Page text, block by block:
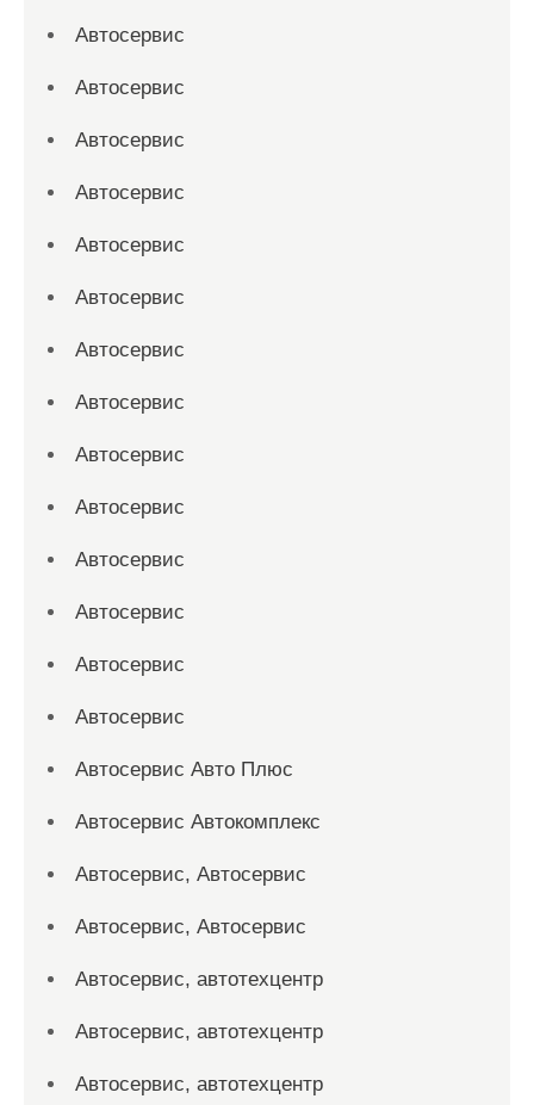
Автосервис
Автосервис
Автосервис
Автосервис
Автосервис
Автосервис
Автосервис
Автосервис
Автосервис
Автосервис
Автосервис
Автосервис
Автосервис
Автосервис
Автосервис Авто Плюс
Автосервис Автокомплекс
Автосервис, Автосервис
Автосервис, Автосервис
Автосервис, автотехцентр
Автосервис, автотехцентр
Автосервис, автотехцентр